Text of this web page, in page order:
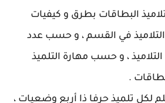
البطاقات بطرق و كيفيات
في القسم ، و حسب عدد
، و حسب مهارة التلميذ
لكل تلميذ حرفا ذا أربع وضعيات ،